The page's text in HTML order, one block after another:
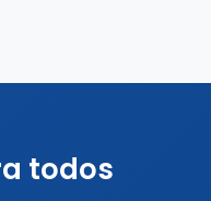
todos